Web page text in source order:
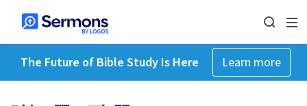
The Future of Bible Study Is Here Learn more